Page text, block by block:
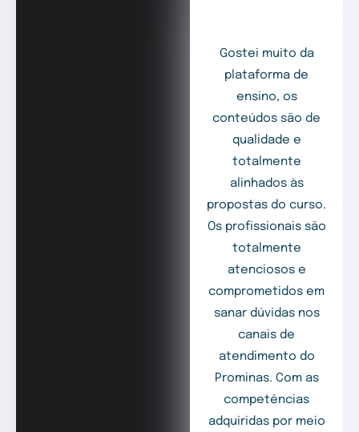
Gostei muito da
plataforma de
ensino, os
conteúdos são de
qualidade e
totalmente
alinhados às
propostas do curso.
Os profissionais são
totalmente
atenciosos e
comprometidos em
sanar dúvidas nos
canais de
atendimento do
Prominas. Com as
competências
adquiridas por meio